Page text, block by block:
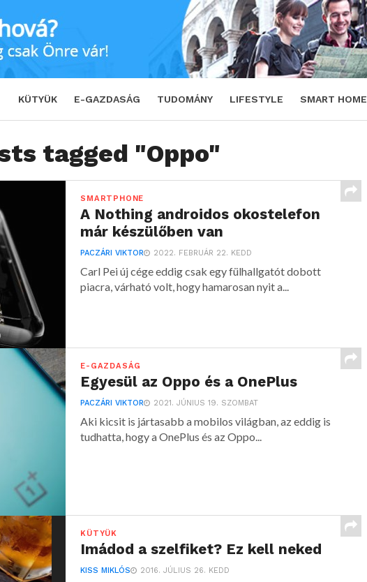
KÜTYÜK E-GAZDASÁG TUDOMÁNY LIFESTYLE SMART HOME
tagged "Oppo"
SMARTPHONE
A Nothing androidos okostelefon
már készülőben van
PACZÁRI VIKTOR 2022. FEBRUÁR 22. KEDD
Carl Pei új cége eddig csak egy fülhallgatót dobott
piacra, várható volt, hogy hamarosan nyit a...
E-GAZDASÁG
Egyesül az Oppo és a OnePlus
PACZÁRI VIKTOR 2021. JÚNIUS 19. SZOMBAT
Aki kicsit is jártasabb a mobilos világban, az eddig is
tudhatta, hogy a OnePlus és az Oppo...
KÜTYÜK
Imádod a szelfiket? Ez kell neked
KISS MIKLÓS 2016. JÚLIUS 26. KEDD